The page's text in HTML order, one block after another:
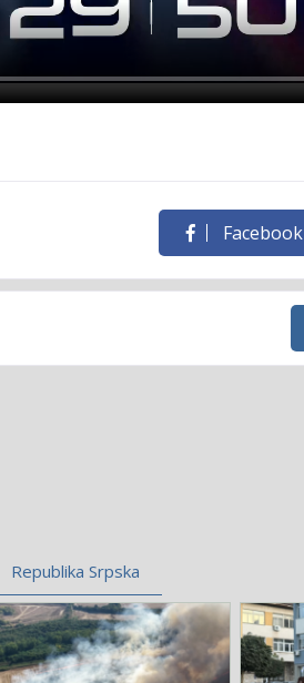
Facebook
Republika Srpska